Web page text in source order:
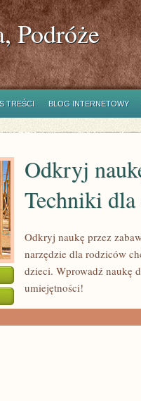
Podróże
TREŚCI BLOG INTERNETOWY
Odkryj
Techniki
Odkryj naukę przez
narzędzie dla rodziców
dzieci. Wprowadź naukę
umiejętności!